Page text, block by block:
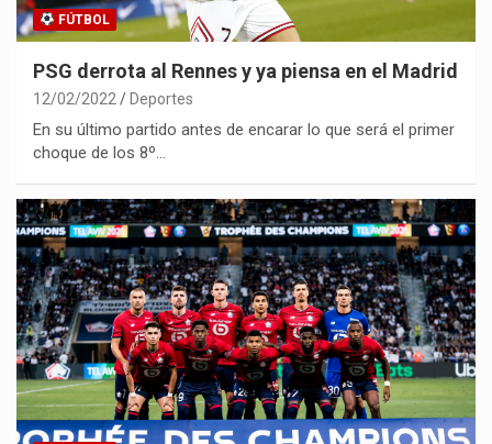
FÚTBOL
PSG derrota al Rennes y ya piensa en el Madrid
12/02/2022 Deportes
En su último partido antes de encarar lo que será el primer
choque de los 8º…